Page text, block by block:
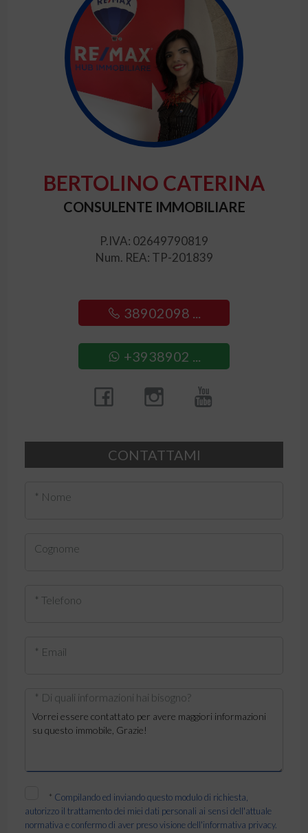
BERTOLINO CATERINA
CONSULENTE IMMOBILIARE
P.IVA: 02649790819
Num. REA: TP-201839
38902098 ...
+3938902 ...
CONTATTAMI
* Nome
Cognome
* Telefono
* Email
* Di quali informazioni hai bisogno?
* Compilando ed inviando questo modulo di richiesta,
autorizzo il trattamento dei miei dati personali ai sensi dell'attuale
normativa e confermo di aver preso visione dell'informativa privacy.